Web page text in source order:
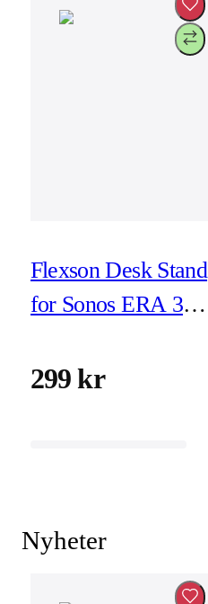
Flexson Desk Stand
for Sonos ERA 300,
299 kr
Nyheter